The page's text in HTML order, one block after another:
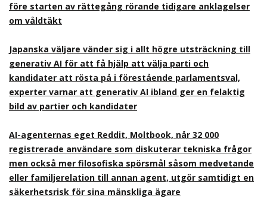
före starten av rättegång rörande tidigare anklagelser
om våldtäkt
Japanska väljare vänder sig i allt högre utsträckning till
generativ AI för att få hjälp att välja parti och
kandidater att rösta på i förestående parlamentsval,
experter varnar att generativ AI ibland ger en felaktig
bild av partier och kandidater
AI-agenternas eget Reddit, Moltbook, når 32 000
registrerade användare som diskuterar tekniska frågor
men också mer filosofiska spörsmål såsom medvetande
eller familjerelation till annan agent, utgör samtidigt en
säkerhetsrisk för sina mänskliga ägare